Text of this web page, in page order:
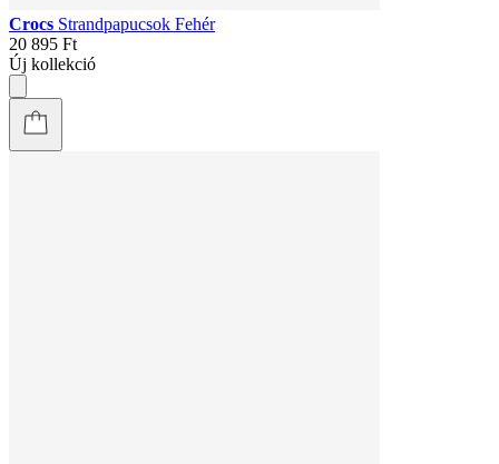
Crocs Strandpapucsok Fehér
20 895 Ft
Új kollekció